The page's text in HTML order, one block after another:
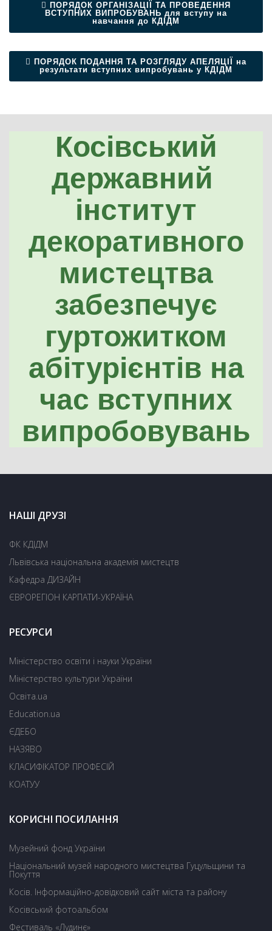
ПОРЯДОК ОРГАНІЗАЦІЇ ТА ПРОВЕДЕННЯ
ВСТУПНИХ ВИПРОБУВАНЬ для вступу на
навчання до КДІДМ
ПОРЯДОК ПОДАННЯ ТА РОЗГЛЯДУ АПЕЛЯЦІЇ на
результати вступних випробувань у КДІДМ
Косівський
державний
інститут
декоративного
мистецтва
забезпечує
гуртожитком
абітурієнтів на
час вступних
випробовувань
НАШІ ДРУЗІ
ФК КДІДМ
Львівська національна академія мистецтв
Кафедра ДИЗАЙН
ЄВРОРЕГІОН КАРПАТИ-УКРАЇНА
РЕСУРСИ
Міністерство освіти і науки України
Міністерство культури України
Освіта.ua
Education.ua
ЄДЕБО
НАЗЯВО
КЛАСИФІКАТОР ПРОФЕСІЙ
КОАТУУ
КОРИСНІ ПОСИЛАННЯ
Музейний фонд України
Національний музей народного мистецтва Гуцульщини та
Покуття
Косів. Інформаційно-довідковий сайт міста та району
Косівський фотоальбом
Фестиваль «Лудинє»